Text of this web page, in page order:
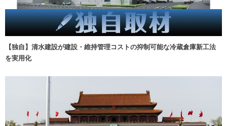
【独自】清水建設が建設・維持管理コストの抑制可能な冷蔵倉庫新工法
を実用化